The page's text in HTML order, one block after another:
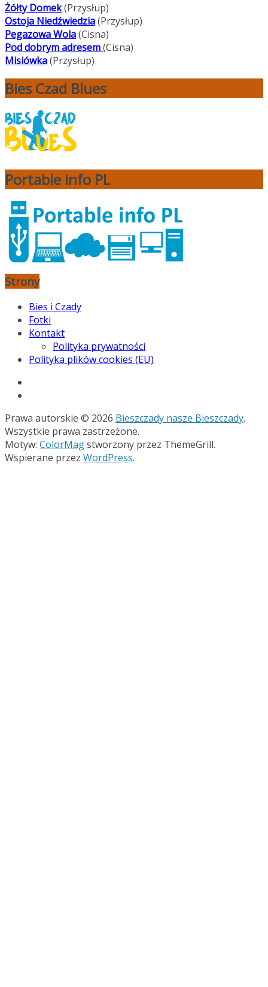
Żółty Domek(Przysłup)
Ostoja Niedźwiedzia(Przysłup)
Pegazowa Wola(Cisna)
Pod dobrym adresem(Cisna)
Misiówka(Przysłup)
Bies Czad Blues
Portable info PL
Strony
Bies i Czady
Fotki
Kontakt
Polityka prywatności
Polityka plików cookies (EU)
Prawa autorskie © 2026 Bieszczady nasze Bieszczady.
Wszystkie prawa zastrzeżone.
Motyw: ColorMagstworzony przez ThemeGrill.
Wspierane przez WordPress.